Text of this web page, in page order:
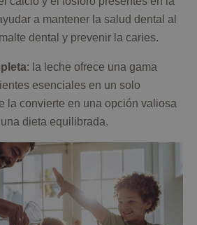
a mantener la salud dental al
dental y prevenir la caries.
: la leche ofrece una gama
esenciales en un solo
la convierte en una opción valiosa
dieta equilibrada.